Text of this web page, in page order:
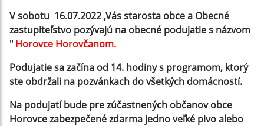
V sobotu 16.07.2022 ,Vás starosta obce a Obecné
zastupiteľstvo pozývajú na obecné podujatie s názvom
" Horovce Horovčanom.
Podujatie sa začína od 14. hodiny s programom, ktorý
ste obdržali na pozvánkach do všetkých domácností.
Na podujatí bude pre zúčastnených občanov obce
Horovce zabezpečené zdarma jedno veľké pivo alebo